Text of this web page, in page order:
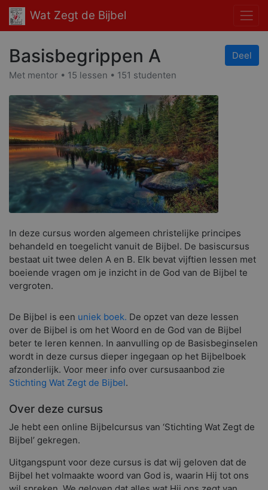
Wat Zegt de Bijbel
Basisbegrippen A
Met mentor • 15 lessen • 151 studenten
Deel
In deze cursus worden algemeen christelijke principes
behandeld en toegelicht vanuit de Bijbel. De basiscursus
bestaat uit twee delen A en B. Elk bevat vijftien lessen met
boeiende vragen om je inzicht in de God van de Bijbel te
vergroten.
De Bijbel is een uniek boek. De opzet van deze lessen
over de Bijbel is om het Woord en de God van de Bijbel
beter te leren kennen. In aanvulling op de Basisbeginselen
wordt in deze cursus dieper ingegaan op het Bijbelboek
afzonderlijk. Voor meer info over cursusaanbod zie
Stichting Wat Zegt de Bijbel.
Over deze cursus
Je hebt een online Bijbelcursus van ‘Stichting Wat Zegt de
Bijbel’ gekregen.
Uitgangspunt voor deze cursus is dat wij geloven dat de
Bijbel het volmaakte woord van God is, waarin Hij tot ons